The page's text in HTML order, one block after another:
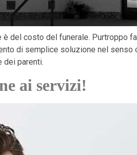
del costo del funerale. Purtroppo
di semplice soluzione nel
dei parenti.
ai servizi!